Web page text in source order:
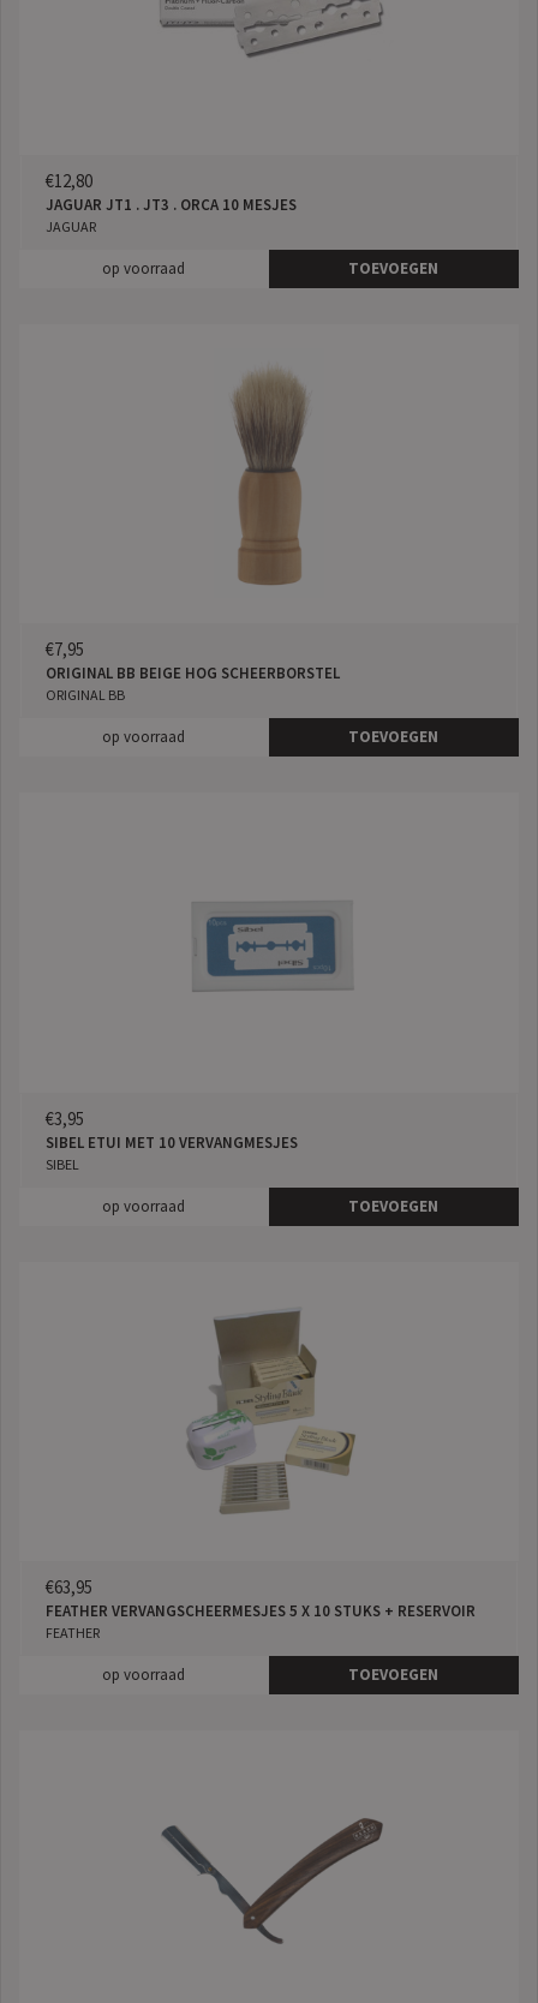
€12,80
JAGUAR JT1 . JT3 . ORCA 10 MESJES
JAGUAR
op voorraad TOEVOEGEN
€7,95
ORIGINAL BB BEIGE HOG SCHEERBORSTEL
ORIGINAL BB
op voorraad TOEVOEGEN
€3,95
SIBEL ETUI MET 10 VERVANGMESJES
SIBEL
op voorraad TOEVOEGEN
€63,95
FEATHER VERVANGSCHEERMESJES 5 X 10 STUKS + RESERVOIR
FEATHER
op voorraad TOEVOEGEN